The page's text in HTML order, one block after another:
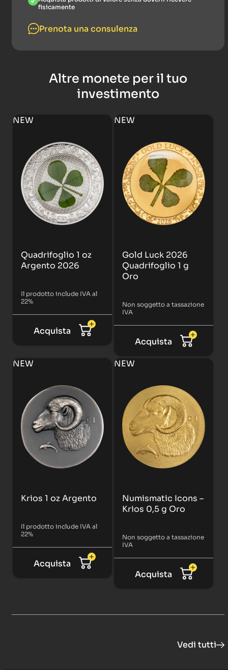
fisicamente
Prenota una consulenza
Altre monete per il tuo
investimento
NEW
Quadrifoglio 1 oz
Argento 2026
Il prodotto include IVA al
22%
Acquista
NEW
Gold Luck 2026
Quadrifoglio 1 g
Oro
Non soggetto a tassazione
IVA
Acquista
NEW
Krios 1 oz Argento
Il prodotto include IVA al
22%
Acquista
NEW
Numismatic Icons –
Krios 0,5 g Oro
Non soggetto a tassazione
IVA
Acquista
Vedi tutti